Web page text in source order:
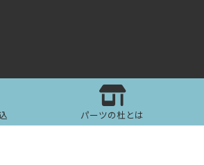
パーツの杜とは